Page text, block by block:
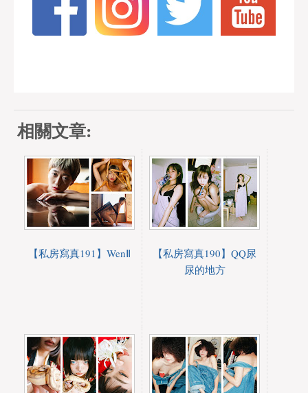
相關文章:
【私房寫真191】WenⅡ
【私房寫真190】QQ尿
尿的地方